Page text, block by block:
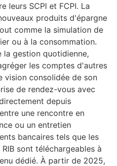
leurs SCPI et FCPI. La
produits d'épargne
comme la simulation de
ou à la consommation.
la gestion quotidienne,
les comptes d'autres
vision consolidée de son
de rendez-vous avec
depuis
une rencontre en
ou un entretien
bancaires tels que les
sont téléchargeables à
dédié. À partir de 2025,